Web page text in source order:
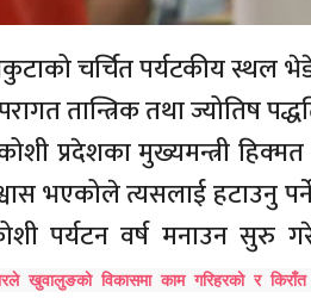
चर्चित पर्यटकीय स्थल
तान्त्रिक तथा ज्योतिष
प्रदेशका मुख्यमन्त्री
भएकोले त्यसलाई हटाउनु
पर्यटन वर्ष मनाउन
खुवालुङको विकासमा काम गरिहरको र